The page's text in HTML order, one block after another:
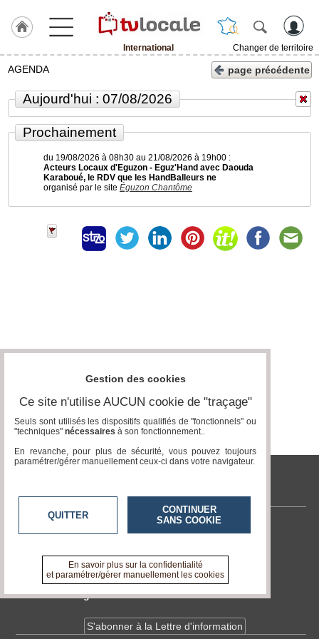
International
Changer de territoire
J'adhère
ACCUEIL
International
RUBRIQUES
Médias
Blogs
Prémium
Inscription
pro
AGENDA page précédente
Aujourd'hui : 07/08/2026
Prochainement
du 19/08/2026 à 08h30 au 21/08/2026 à 19h00 :
Acteurs Locaux d'Eguzon - Eguz'Hand avec Daouda
Karaboué, le RDV que les HandBalleurs ne
organisé par le site Éguzon Chantôme
tvlocale.fr
Contactez-nous
A propos de tvlocale.fr
Devenir délégué
S'abonner à la Lettre d'information
Gestion des cookies
Ce site n'utilise AUCUN cookie de "traçage"
Seuls sont utilisés les dispositifs qualifiés de "fonctionnels" ou
"techniques" nécessaires à son fonctionnement..
En revanche, pour plus de sécurité, vous pouvez toujours
paramétrer/gérer manuellement ceux-ci dans votre navigateur.
QUITTER
CONTINUER
SANS COOKIE
En savoir plus sur la confidentialité
et paramétrer/gérer manuellement les cookies